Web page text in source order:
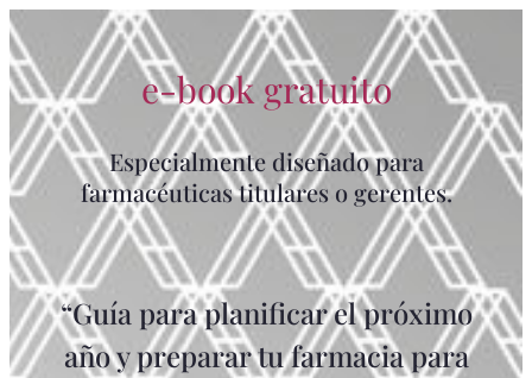
e-book gratuito
Especialmente diseñado para
farmacéuticas titulares o gerentes.
“Guía para planificar el próximo
año y preparar tu farmacia para